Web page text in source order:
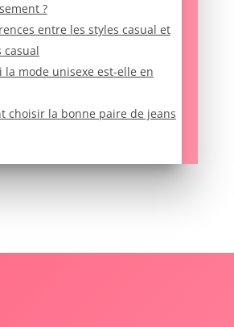
?
entre les styles casual et
casual
la mode unisexe est-elle en
choisir la bonne paire de jeans